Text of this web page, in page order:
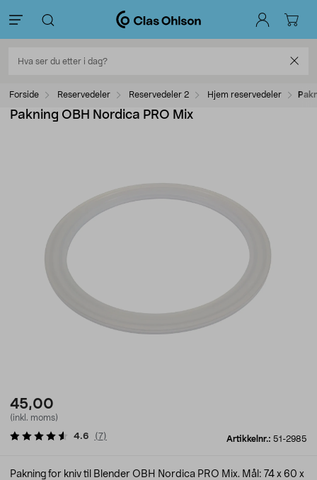
Forside Reservedeler Reservedeler 2 Hjem reservedeler
Pakning OBH Nordica PRO Mix
45,00
(inkl. moms)
Artikkelnr.: 51-2985
4.6 (7)
Pakning for kniv til Blender OBH Nordica PRO Mix. Mål: 74 x 60 x